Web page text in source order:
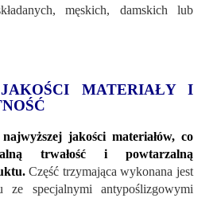
męskich, damskich lub
MATERIAŁY I
jakości materiałów, co
trwałość i powtarzalną
Część trzymająca wykonana jest
ze specjalnymi antypoślizgowymi